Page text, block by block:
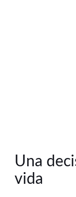
Una
vida